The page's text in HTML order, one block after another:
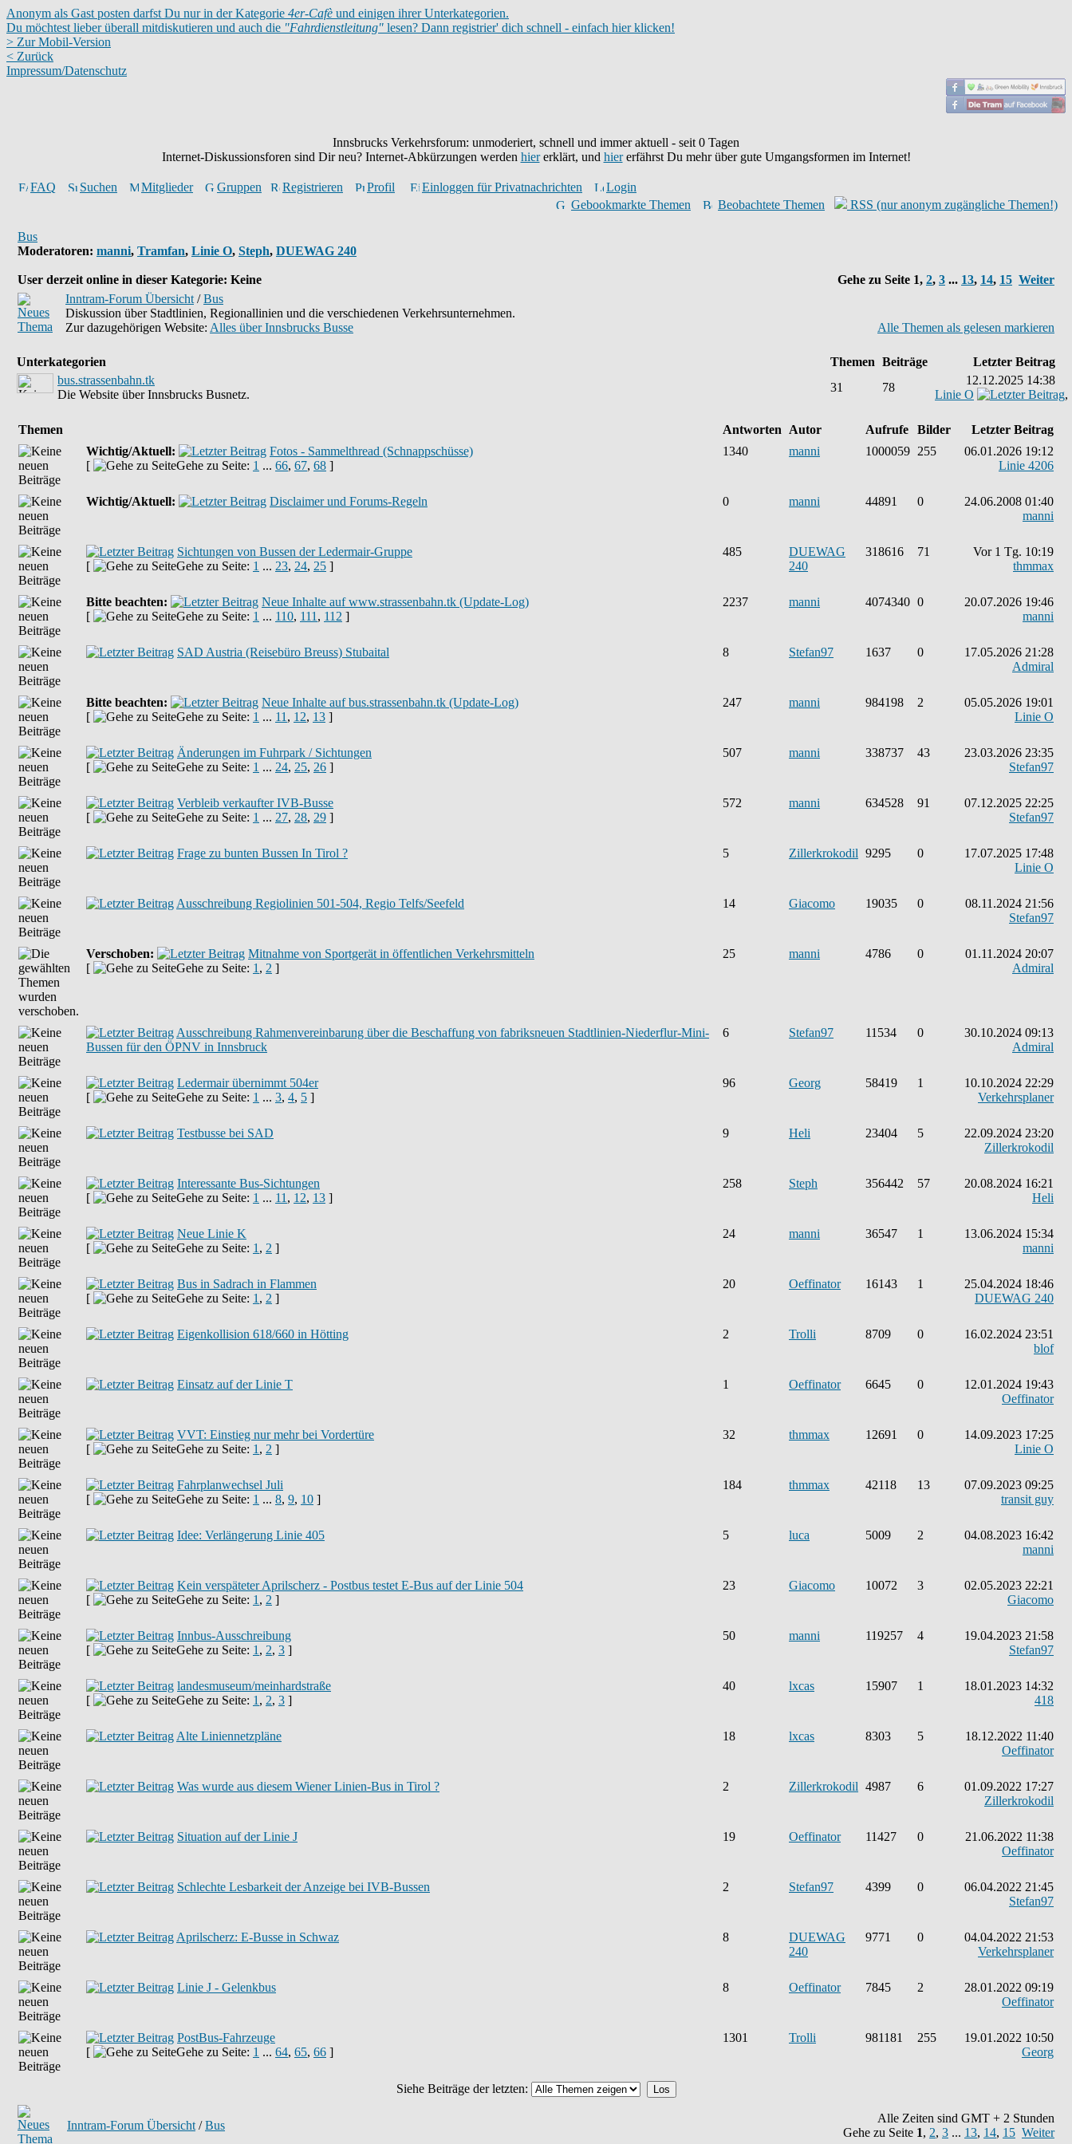
Anonym als Gast posten darfst Du nur in der Kategorie 4er-Cafè und einigen ihrer Unterkategorien.
Du möchtest lieber überall mitdiskutieren und auch die "Fahrdienstleitung" lesen? Dann registrier' dich schnell - einfach hier klicken!
> Zur Mobil-Version
< Zurück
Impressum/Datenschutz
Innsbrucks Verkehrsforum: unmoderiert, schnell und immer aktuell - seit 0 Tagen
Internet-Diskussionsforen sind Dir neu? Internet-Abkürzungen werden hiererklärt, und hiererfährst Du mehr über gute Umgangsformen im Internet!
FAQ Suchen Mitglieder Gruppen Registrieren Profil Einloggen für Privatnachrichten
Login
Gebookmarkte Themen
Beobachtete Themen RSS (nur anonym zugängliche Themen!)
Bus
Moderatoren: manni, Tramfan, Linie O, Steph, DUEWAG 240
User derzeit online in dieser Kategorie: Keine Gehe zu Seite 1, 2, 3 ... 13, 14, 15 Weiter
Inntram-Forum Übersicht /Bus
Diskussion über Stadtlinien, Regionallinien und die verschiedenen Verkehrsunternehmen.
Zur dazugehörigen Website: Alles über Innsbrucks Busse Alle Themen als gelesen markieren
Unterkategorien Themen Beiträge
Letzter Beitrag
bus.strassenbahn.tk
Die Website über Innsbrucks Busnetz.
31 78
12.12.2025 14:38
Linie O
,
Themen Antworten Autor Aufrufe Bilder
Letzter Beitrag
Wichtig/Aktuell:
Fotos - Sammelthread (Schnappschüsse)
[
Gehe zu Seite: 1 ... 66, 67, 68 ]
1340 manni 1000059 255
06.01.2026 19:12
Linie 4206
Wichtig/Aktuell: Disclaimer und Forums-Regeln 0 manni 44891 0
24.06.2008 01:40
manni
Sichtungen von Bussen der Ledermair-Gruppe
[
Gehe zu Seite: 1 ... 23, 24, 25 ]
485
DUEWAG
240
318616 71
Vor 1 Tg. 10:19
thmmax
Bitte beachten:
Neue Inhalte auf www.strassenbahn.tk (Update-Log)
[
Gehe zu Seite: 1 ... 110, 111 , 112 ]
2237 manni 4074340 0
20.07.2026 19:46
manni
SAD Austria (Reisebüro Breuss) Stubaital 8 Stefan97 1637 0
17.05.2026 21:28
Admiral
Bitte beachten:
Neue Inhalte auf bus.strassenbahn.tk (Update-Log)
[
Gehe zu Seite: 1 ... 11 , 12, 13 ]
247 manni 984198 2
05.05.2026 19:01
Linie O
Änderungen im Fuhrpark / Sichtungen
[
Gehe zu Seite: 1 ... 24, 25, 26 ]
507 manni 338737 43
23.03.2026 23:35
Stefan97
Verbleib verkaufter IVB-Busse
[
Gehe zu Seite: 1 ... 27, 28, 29 ]
572 manni 634528 91
07.12.2025 22:25
Stefan97
Frage zu bunten Bussen In Tirol ? 5 Zillerkrokodil 9295 0
17.07.2025 17:48
Linie O
Ausschreibung Regiolinien 501-504, Regio Telfs/Seefeld 14 Giacomo 19035 0
08.11.2024 21:56
Stefan97
Verschoben:
Mitnahme von Sportgerät in öffentlichen Verkehrsmitteln
[
Gehe zu Seite: 1 , 2 ]
25 manni 4786 0
01.11.2024 20:07
Admiral
Ausschreibung Rahmenvereinbarung über die Beschaffung von fabriksneuen Stadtlinien-Niederflur-Mini-
Bussen für den ÖPNV in Innsbruck
6 Stefan97 11534 0
30.10.2024 09:13
Admiral
Ledermair übernimmt 504er
[
Gehe zu Seite: 1 ... 3, 4, 5 ]
96 Georg 58419 1
10.10.2024 22:29
Verkehrsplaner
Testbusse bei SAD 9 Heli 23404 5
22.09.2024 23:20
Zillerkrokodil
Interessante Bus-Sichtungen
[
Gehe zu Seite: 1 ... 11 , 12, 13 ]
258 Steph 356442 57
20.08.2024 16:21
Heli
Neue Linie K
[
Gehe zu Seite: 1 , 2 ]
24 manni 36547 1
13.06.2024 15:34
manni
Bus in Sadrach in Flammen
[
Gehe zu Seite: 1 , 2 ]
20 Oeffinator 16143 1
25.04.2024 18:46
DUEWAG 240
Eigenkollision 618/660 in Hötting 2 Trolli 8709 0
16.02.2024 23:51
blof
Einsatz auf der Linie T 1 Oeffinator 6645 0
12.01.2024 19:43
Oeffinator
VVT: Einstieg nur mehr bei Vordertüre
[
Gehe zu Seite: 1 , 2 ]
32 thmmax 12691 0
14.09.2023 17:25
Linie O
Fahrplanwechsel Juli
[
Gehe zu Seite: 1 ... 8, 9, 10 ]
184 thmmax 42118 13
07.09.2023 09:25
transit guy
Idee: Verlängerung Linie 405 5 luca 5009 2
04.08.2023 16:42
manni
Kein verspäteter Aprilscherz - Postbus testet E-Bus auf der Linie 504
[
Gehe zu Seite: 1 , 2 ]
23 Giacomo 10072 3
02.05.2023 22:21
Giacomo
Innbus-Ausschreibung
[
Gehe zu Seite: 1 , 2, 3 ]
50 manni 119257 4
19.04.2023 21:58
Stefan97
landesmuseum/meinhardstraße
[
Gehe zu Seite: 1 , 2, 3 ]
40 lxcas 15907 1
18.01.2023 14:32
418
Alte Liniennetzpläne 18 lxcas 8303 5
18.12.2022 11:40
Oeffinator
Was wurde aus diesem Wiener Linien-Bus in Tirol ? 2 Zillerkrokodil 4987 6
01.09.2022 17:27
Zillerkrokodil
Situation auf der Linie J 19 Oeffinator 11427 0
21.06.2022 11:38
Oeffinator
Schlechte Lesbarkeit der Anzeige bei IVB-Bussen 2 Stefan97 4399 0
06.04.2022 21:45
Stefan97
Aprilscherz: E-Busse in Schwaz 8
DUEWAG
240
9771 0
04.04.2022 21:53
Verkehrsplaner
Linie J - Gelenkbus 8 Oeffinator 7845 2
28.01.2022 09:19
Oeffinator
PostBus-Fahrzeuge
[
Gehe zu Seite: 1 ... 64, 65, 66 ]
1301 Trolli 981181 255
19.01.2022 10:50
Georg
Siehe Beiträge der letzten:
Inntram-Forum Übersicht /Bus
Alle Zeiten sind GMT + 2 Stunden
Gehe zu Seite 1, 2, 3 ... 13, 14, 15 Weiter